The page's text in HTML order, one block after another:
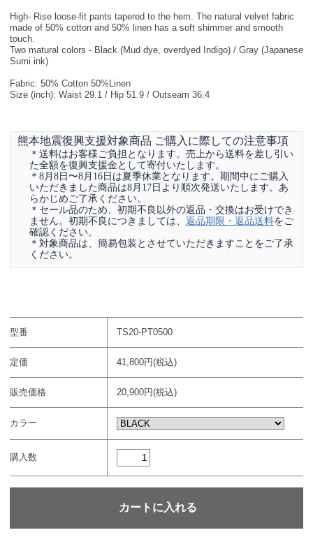
High- Rise loose-fit pants tapered to the hem. The natural velvet fabric
made of 50% cotton and 50% linen has a soft shimmer and smooth
touch.
Two matural colors - Black (Mud dye, overdyed Indigo) / Gray (Japanese
Sumi ink)
Fabric: 50% Cotton 50%Linen
Size (inch): Waist 29.1 / Hip 51.9 / Outseam 36.4
熊本地震復興支援対象商品 ご購入に際しての注意事項
＊送料はお客様ご負担となります。売上から送料を差し引い
た全額を復興支援金として寄付いたします。
＊8月8日〜8月16日は夏季休業となります。期間中にご購入
いただきました商品は8月17日より順次発送いたします。あ
らかじめご了承ください。
＊セール品のため、初期不良以外の返品・交換はお受けでき
ません。初期不良につきましては、 返品期限・返品送料をご
確認ください。
＊対象商品は、簡易包装とさせていただきますことをご了承
ください。
型番 TS20-PT0500
定価 41,800円(税込)
販売価格 20,900円(税込)
カラー
購入数